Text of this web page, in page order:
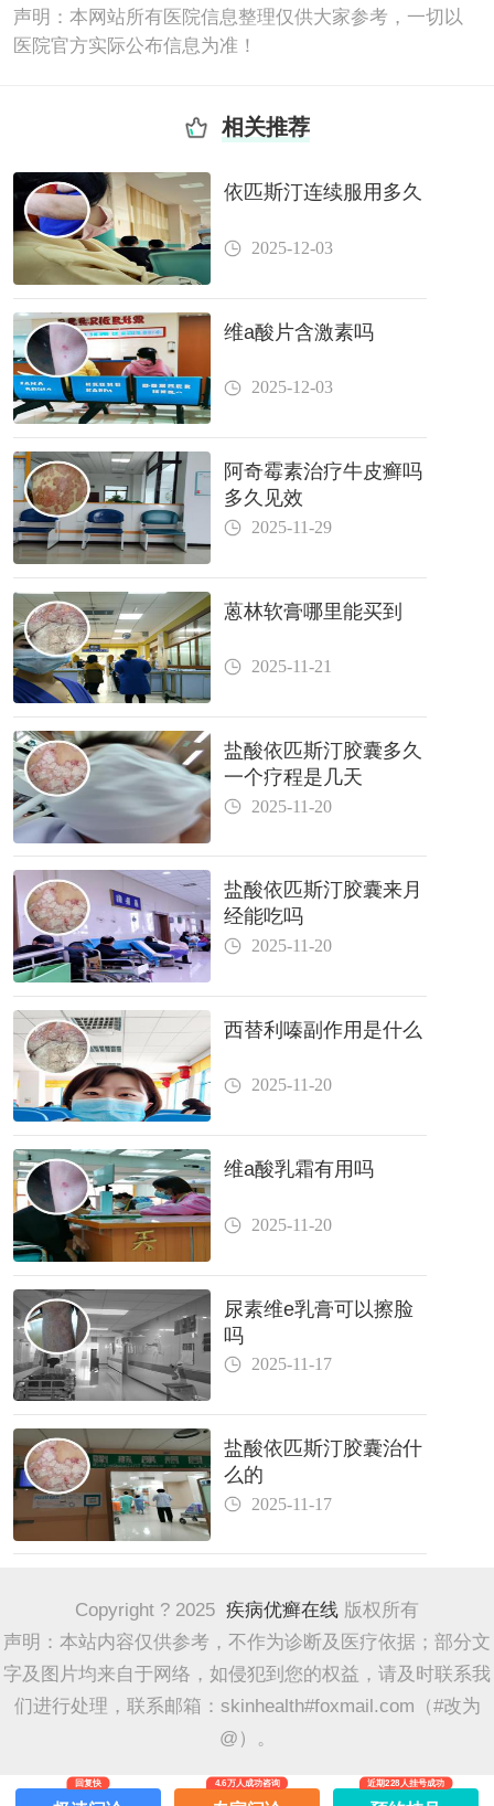
声明：本网站所有医院信息整理仅供大家参考，一切以
医院官方实际公布信息为准！
相关推荐
依匹斯汀连续服用多久
2025-12-03
维a酸片含激素吗
2025-12-03
阿奇霉素治疗牛皮癣吗
多久见效
2025-11-29
蒽林软膏哪里能买到
2025-11-21
盐酸依匹斯汀胶囊多久
一个疗程是几天
2025-11-20
盐酸依匹斯汀胶囊来月
经能吃吗
2025-11-20
西替利嗪副作用是什么
2025-11-20
维a酸乳霜有用吗
2025-11-20
尿素维e乳膏可以擦脸
吗
2025-11-17
盐酸依匹斯汀胶囊治什
么的
2025-11-17
Copyright ? 2025 疾病优癣在线 版权所有
声明：本站内容仅供参考，不作为诊断及医疗依据；部分文
字及图片均来自于网络，如侵犯到您的权益，请及时联系我
们进行处理，联系邮箱：skinhealth#foxmail.com（#改为
@）。
回复快 4.6万人成功咨询 近期228人挂号成功